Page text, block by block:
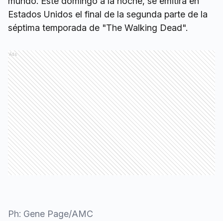
Estados Unidos el final de la segunda parte de la
séptima temporada de "The Walking Dead".
Ads
Ph: Gene Page/AMC